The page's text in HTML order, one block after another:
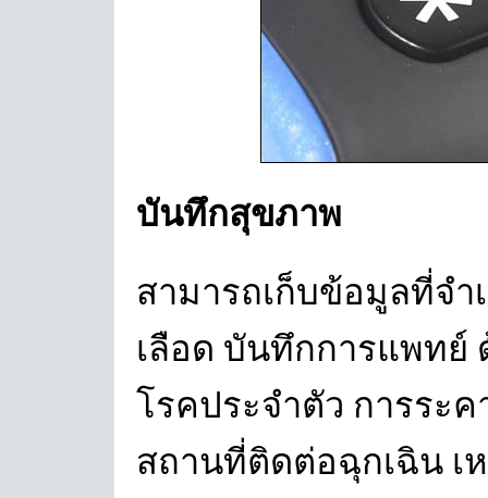
บันทึกสุขภาพ
สามารถเก็บข้อมูลที่จ
เลือด บันทึกการแพทย์
โรคประจำตัว การระ
สถานที่ติดต่อฉุกเฉิน เ